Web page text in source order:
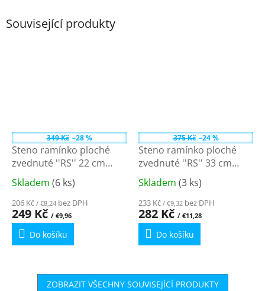
Související produkty
349 Kč –28 %
Steno ramínko ploché
zvednuté ''RS'' 22 cm
chrom 30422
Průměrné
hodnocení
produktu
je
4,6
hvězdiček.
Skladem (6 ks)
206 Kč / €8,24 bez DPH
249 Kč / €9,96
Do košíku
375 Kč –24 %
Steno ramínko ploché
zvednuté ''RS'' 33 cm
chrom 30433
Průměrné
hodnocení
produktu
je
4,9
hvězdiček.
Skladem (3 ks)
233 Kč / €9,32 bez DPH
282 Kč / €11,28
Do košíku
ZOBRAZIT VŠECHNY SOUVISEJÍCÍ PRODUKTY